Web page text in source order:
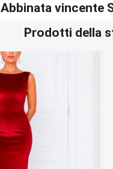
Abbinata vincente
Prodotti della